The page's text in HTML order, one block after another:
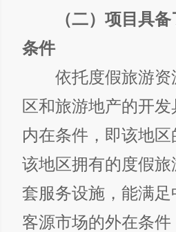
（二）项目具备
条件
依托度假旅游资
区和旅游地产的开
内在条件，即该地
该地区拥有的度假
套服务设施，能满
客源市场的外在条